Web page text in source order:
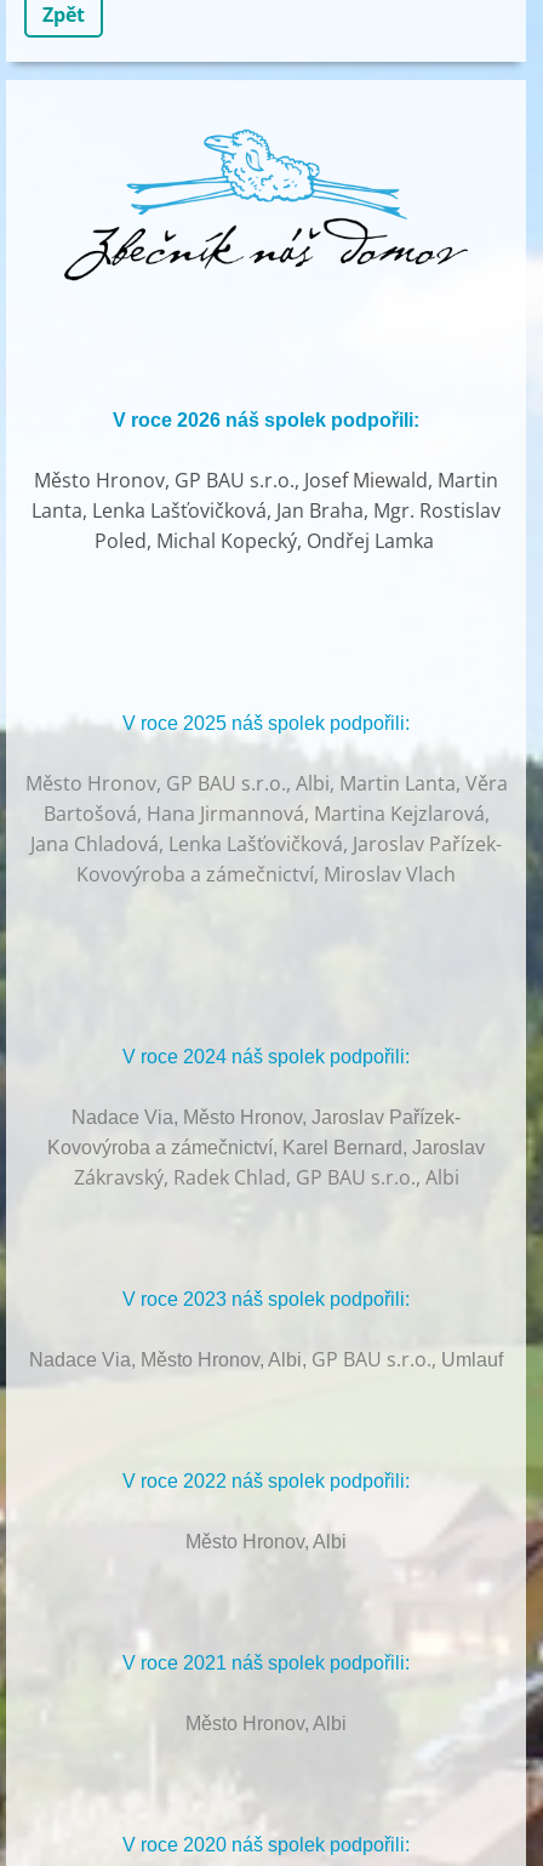
Zpět
V roce 2026 náš spolek podpořili:
Město Hronov, GP BAU s.r.o., Josef Miewald, Martin
Lanta, Lenka Lašťovičková, Jan Braha, Mgr. Rostislav
Poled, Michal Kopecký, Ondřej Lamka
V roce 2025 náš spolek podpořili:
Město Hronov, GP BAU s.r.o., Albi, Martin Lanta, Věra
Bartošová, Hana Jirmannová, Martina Kejzlarová,
Jana Chladová, Lenka Lašťovičková, Jaroslav Pařízek-
Kovovýroba a zámečnictví, Miroslav Vlach
V roce 2024 náš spolek podpořili:
Nadace Via, Město Hronov, Jaroslav Pařízek-
Kovovýroba a zámečnictví, Karel Bernard, Jaroslav
Zákravský, Radek Chlad, GP BAU s.r.o., Albi
V roce 2023 náš spolek podpořili:
Nadace Via, Město Hronov, Albi, GP BAU s.r.o., Umlauf
V roce 2022 náš spolek podpořili:
Město Hronov, Albi
V roce 2021 náš spolek podpořili:
Město Hronov, Albi
V roce 2020 náš spolek podpořili: